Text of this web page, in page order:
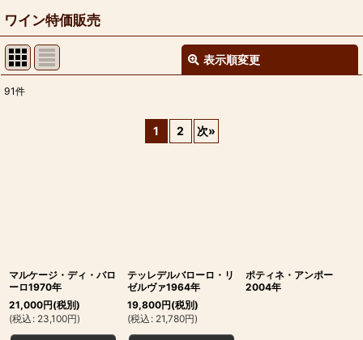
ワイン特価販売
表示順変更
91件
1 2 次»
マルケージ・ディ・バロ
ーロ1970年
21,000円(税別)
(税込 : 23,100円)
テッレデルバローロ・リ
ゼルヴァ1964年
19,800円(税別)
(税込 : 21,780円)
ポティネ・アンポー
2004年